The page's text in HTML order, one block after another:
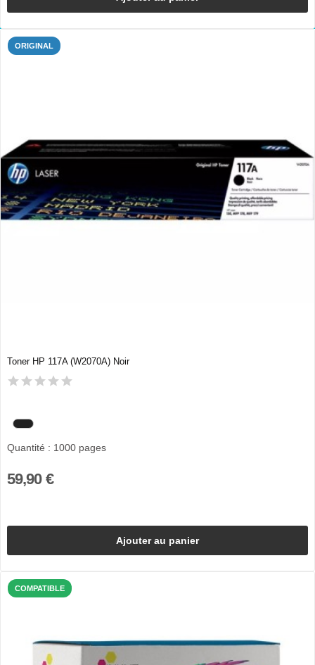
ORIGINAL
Toner HP 117A (W2070A) Noir
Quantité : 1000 pages
59,90 €
Ajouter au panier
COMPATIBLE